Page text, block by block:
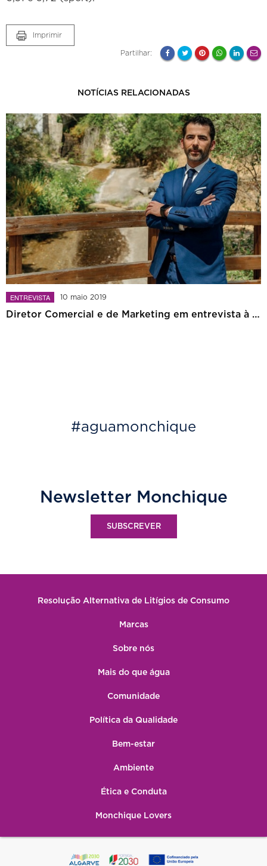
Imprimir
Partilhar:
NOTÍCIAS RELACIONADAS
ENTREVISTA 10 maio 2019
Diretor Comercial e de Marketing em entrevista à Apetece
#aguamonchique
Newsletter Monchique
SUBSCREVER
Resolução Alternativa de Litígios de Consumo
Marcas
Sobre nós
Mais do que água
Comunidade
Política da Qualidade
Bem-estar
Ambiente
Ética e Conduta
Monchique Lovers